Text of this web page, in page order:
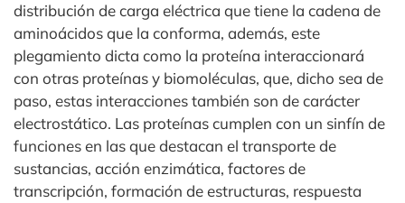
distribución de carga eléctrica que tiene la cadena de
aminoácidos que la conforma, además, este
plegamiento dicta como la proteína interaccionará
con otras proteínas y biomoléculas, que, dicho sea de
paso, estas interacciones también son de carácter
electrostático. Las proteínas cumplen con un sinfín de
funciones en las que destacan el transporte de
sustancias, acción enzimática, factores de
transcripción, formación de estructuras, respuesta